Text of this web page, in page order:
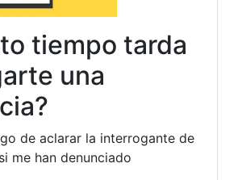
tiempo tarda
una
de aclarar la interrogante de
me han denunciado